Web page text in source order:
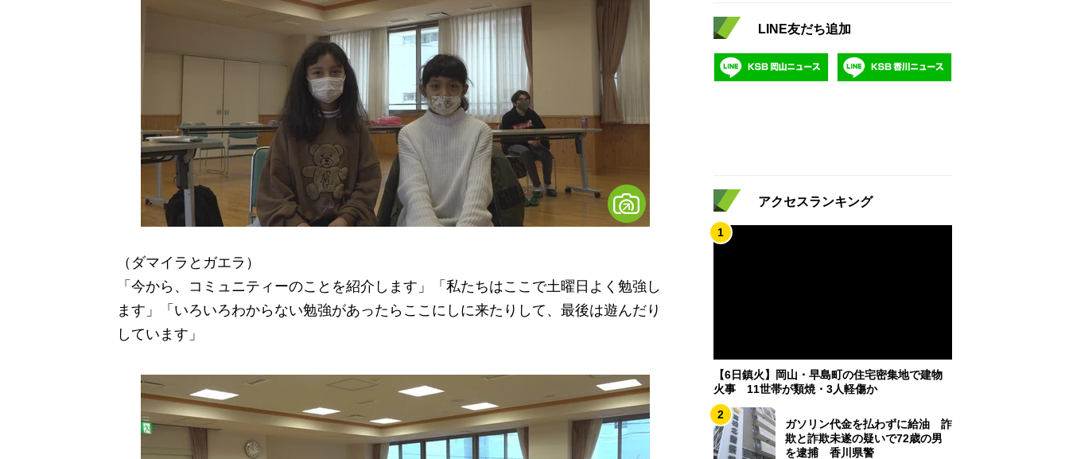
（ダマイラとガエラ）
「今から、コミュニティーのことを紹介します」「私たちはここで土曜日よく勉強し
ます」「いろいろわからない勉強があったらここにしに来たりして、最後は遊んだり
しています」
LINE友だち追加
アクセスランキング
1
【6日鎮火】岡山・早島町の住宅密集地で建物
火事 11世帯が類焼・3人軽傷か
2
ガソリン代金を払わずに給油 詐
欺と詐欺未遂の疑いで72歳の男
を逮捕 香川県警